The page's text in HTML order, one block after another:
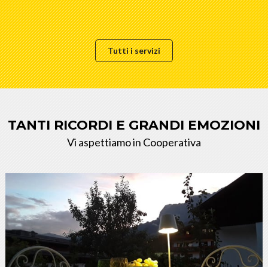
Tutti i servizi
TANTI RICORDI E GRANDI EMOZIONI
Vi aspettiamo in Cooperativa